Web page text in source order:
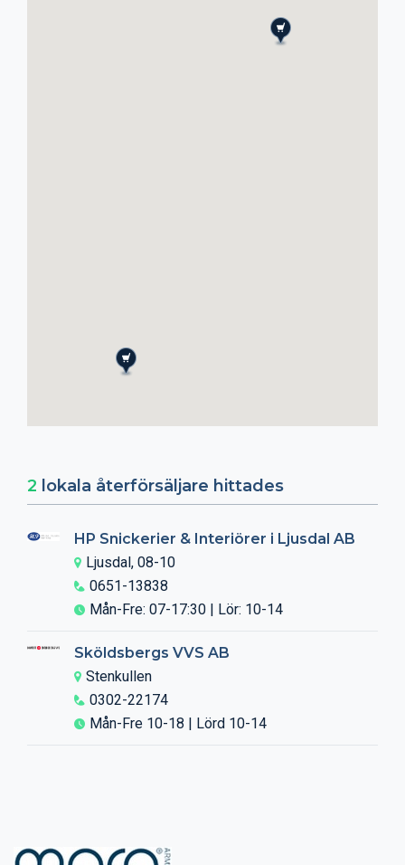
2 lokala återförsäljare hittades
HP Snickerier & Interiörer i Ljusdal AB
Ljusdal, 08-10
0651-13838
Mån-Fre: 07-17:30 | Lör: 10-14
Sköldsbergs VVS AB
Stenkullen
0302-22174
Mån-Fre 10-18 | Lörd 10-14